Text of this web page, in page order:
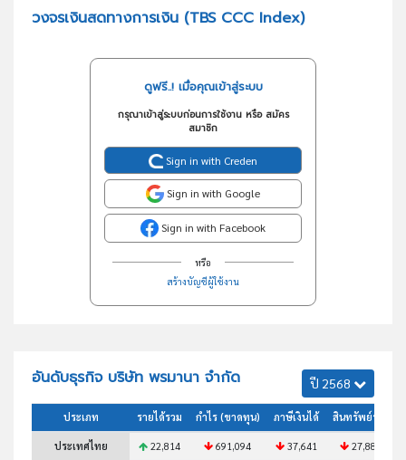
วงจรเงินสดทางการเงิน (TBS CCC Index)
ดูฟรี..! เมื่อคุณเข้าสู่ระบบ
กรุณาเข้าสู่ระบบก่อนการใช้งาน หรือ สมัคร
สมาชิก
Sign in with Creden
Sign in with Google
Sign in with Facebook
หรือ
สร้างบัญชีผู้ใช้งาน
อันดับธุรกิจ บริษัท พรมานา จำกัด ปี 2568
ประเภท รายได้รวม กำไร (ขาดทุน) ภาษีเงินได้ สินทรัพย์รวม
ประเทศไทย 22,814 691,094 37,641 27,886